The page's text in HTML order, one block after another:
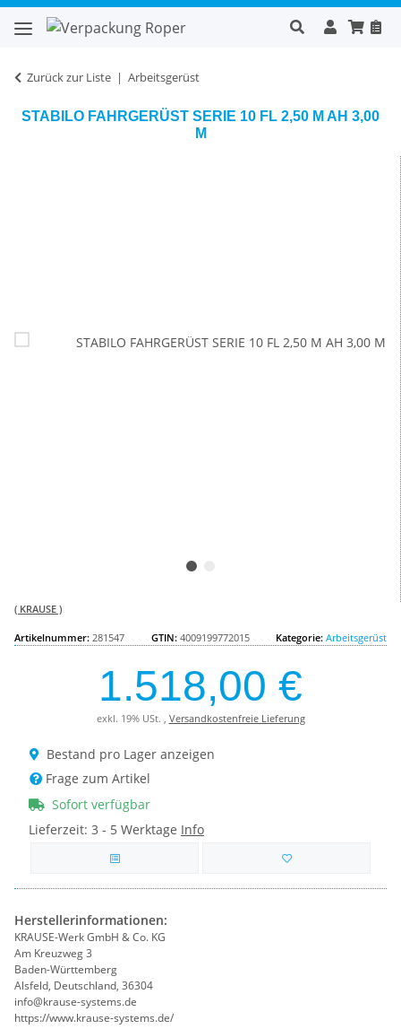
Zurück zur Liste Arbeitsgerüst
STABILO FAHRGERÜST SERIE 10 FL 2,50 M AH 3,00
M
( KRAUSE )
Artikelnummer: 281547 GTIN: 4009199772015 Kategorie: Arbeitsgerüst
1.518,00 €
exkl. 19% USt. , Versandkostenfreie Lieferung
Bestand pro Lager anzeigen
Frage zum Artikel
Sofort verfügbar
Lieferzeit: 3 - 5 Werktage Info
Herstellerinformationen:
KRAUSE-Werk GmbH & Co. KG
Am Kreuzweg 3
Baden-Württemberg
Alsfeld, Deutschland, 36304
info@krause-systems.de
https://www.krause-systems.de/